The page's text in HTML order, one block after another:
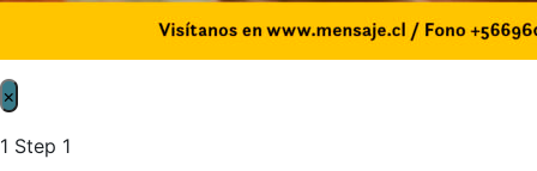
×
1 Step 1